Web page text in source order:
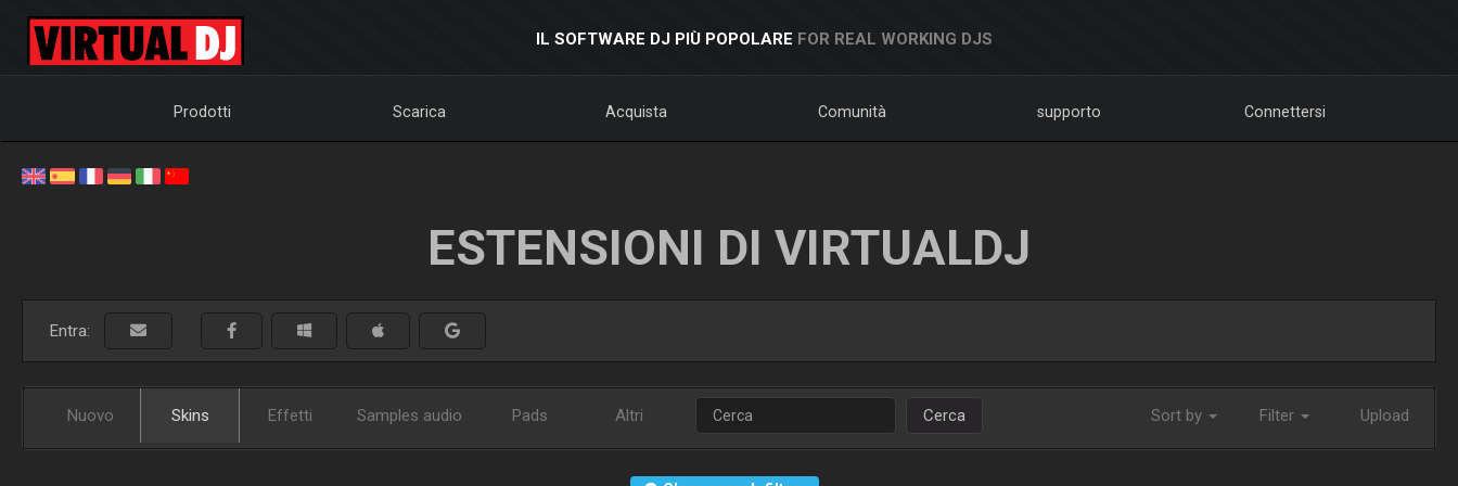
IL SOFTWARE DJ PIÙ POPOLARE FOR REAL WORKING DJS
Prodotti Scarica Acquista Comunità supporto Connettersi
ESTENSIONI DI VIRTUALDJ
Entra:
Nuovo Skins Effetti Samples audio Pads Altri Cerca Sort by Filter Upload